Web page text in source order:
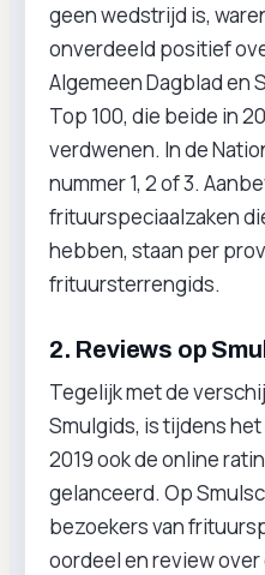
geen wedstrijd is,
onverdeeld positief
Algemeen Dagblad en
Top 100, die beide in
verdwenen. In de
nummer 1, 2 of 3.
frituurspeciaalzaken
hebben, staan per
frituursterrengids.
2. Reviews op
Tegelijk met de
Smulgids, is tijdens
2019 ook de online
gelanceerd. Op
bezoekers van
oordeel en review